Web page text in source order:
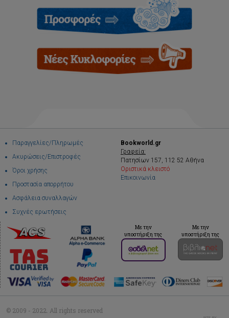
Παραγγελίες/Πληρωμές
Ακυρώσεις/Επιστροφές
Όροι χρήσης
Προστασία απορρήτου
Ασφάλεια συναλλαγών
Συχνές ερωτήσεις
Bookworld.gr
Γραφεία:
Πατησίων 157, 112 52 Αθήνα
Οριστικά κλειστό
Επικοινωνία
Με την
υποστήριξη της
Με την
υποστήριξη της
© 2009 - 2022. All rights reserved